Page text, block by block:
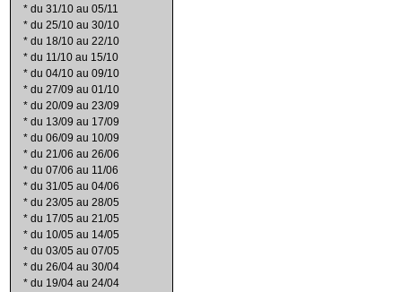
* du 31/10 au 05/11
* du 25/10 au 30/10
* du 18/10 au 22/10
* du 11/10 au 15/10
* du 04/10 au 09/10
* du 27/09 au 01/10
* du 20/09 au 23/09
* du 13/09 au 17/09
* du 06/09 au 10/09
* du 21/06 au 26/06
* du 07/06 au 11/06
* du 31/05 au 04/06
* du 23/05 au 28/05
* du 17/05 au 21/05
* du 10/05 au 14/05
* du 03/05 au 07/05
* du 26/04 au 30/04
* du 19/04 au 24/04